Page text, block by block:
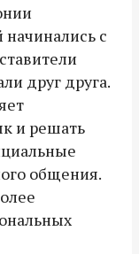
с
друг друга.
и решать
общения.